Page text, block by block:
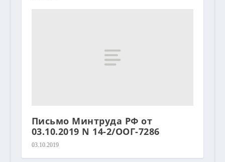
Письмо Минтруда РФ от
03.10.2019 N 14-2/ООГ-7286
03.10.2019